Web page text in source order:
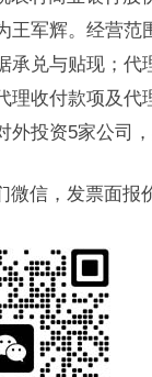
王军辉。经营范
承兑与贴现；代
理收付款项及
外投资5家公司
微信，发票面报